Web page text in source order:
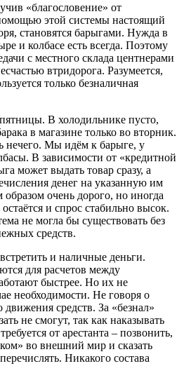
«благословение» от
этой системы настоящий
становятся барыгами. Нужда в
и колбасе есть всегда. Поэтому
с местного склада центнерами
втридорога. Разумеется,
только безналичная
В холодильнике пусто,
в магазине только во вторник.
нечего. Мы идём к барыге, у
В зависимости от «кредитной
может выдать товар сразу, а
денег на указанную им
образом очень дорого, но иногда
и спрос стабильно высок.
не могла бы существовать без
средств.
и наличные деньги.
для расчетов между
быстрее. Но их не
необходимости. Не говоря о
средств. За «безнал»
не смогут, так как наказывать
от арестанта – позвонить,
во внешний мир и сказать
Никакого состава